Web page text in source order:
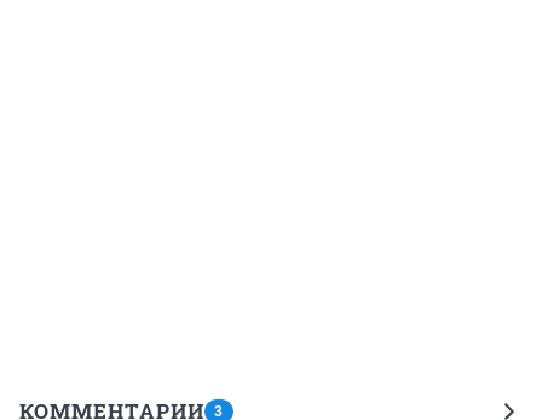
КОММЕНТАРИИ 3